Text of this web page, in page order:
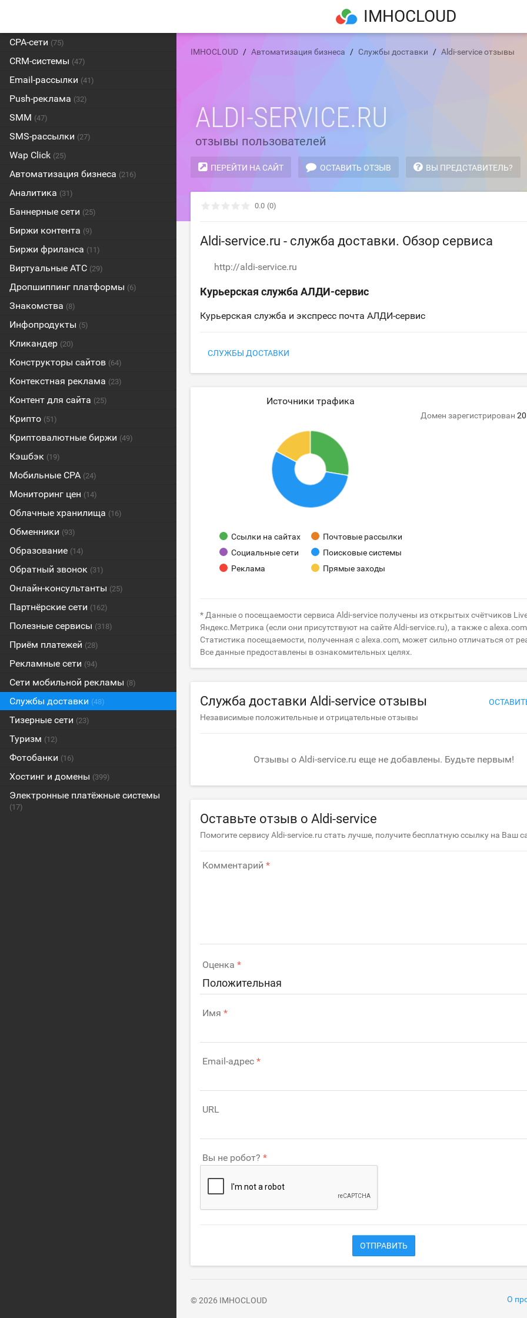
IMHOCLOUD
CPA-сети (75)
CRM-системы (47)
Email-рассылки (41)
Push-реклама (32)
SMM (47)
SMS-рассылки (27)
Wap Click (25)
Автоматизация бизнеса (216)
Аналитика (31)
Баннерные сети (25)
Биржи контента (9)
Биржи фриланса (11)
Виртуальные АТС (29)
Дропшиппинг платформы (6)
Знакомства (8)
Инфопродукты (5)
Кликандер (20)
Конструкторы сайтов (64)
Контекстная реклама (23)
Контент для сайта (25)
Крипто (51)
Криптовалютные биржи (49)
Кэшбэк (19)
Мобильные CPA (24)
Мониторинг цен (14)
Облачные хранилища (16)
Обменники (93)
Образование (14)
Обратный звонок (31)
Онлайн-консультанты (25)
Партнёрские сети (162)
Полезные сервисы (318)
Приём платежей (28)
Рекламные сети (94)
Сети мобильной рекламы (8)
Службы доставки (48)
Тизерные сети (23)
Туризм (12)
Фотобанки (16)
Хостинг и домены (399)
Электронные платёжные системы
(17)
IMHOCLOUD Автоматизация бизнеса Службы доставки Aldi-service отзывы
ALDI-SERVICE.RU
отзывы пользователей
ПЕРЕЙТИ НА САЙТ ОСТАВИТЬ ОТЗЫВ ВЫ ПРЕДСТАВИТЕЛЬ?
0.0 (0)
Aldi-service.ru - служба доставки. Обзор сервиса
http://aldi-service.ru
Курьерская служба АЛДИ-сервис
Курьерская служба и экспресс почта АЛДИ-сервис
СЛУЖБЫ ДОСТАВКИ
Источники трафика
Ссылки на сайтах
Почтовые рассылки
Социальные сети
Поисковые системы
Реклама
Прямые заходы
Домен зарегистрирован
* Данные о посещаемости сервиса Aldi-service получены из открытых счётчиков
Яндекс.Метрика (если они присутствуют на сайте Aldi-service.ru), а также с alexa.com
Статистика посещаемости, полученная с alexa.com, может сильно отличаться от
Все данные предоставлены в ознакомительных целях.
Служба доставки Aldi-service отзывы
Независимые положительные и отрицательные отзывы
Отзывы о Aldi-service.ru еще не добавлены. Будьте первым!
Оставьте отзыв о Aldi-service
Помогите сервису Aldi-service.ru стать лучше, получите бесплатную ссылку на Ваш
Комментарий
Оценка
Положительная
Имя
Email-адрес
URL
Вы не робот?
ОТПРАВИТЬ
О
© 2026 IMHOCLOUD